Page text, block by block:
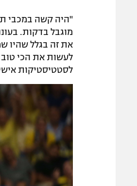
"היה קשה במכבי
מוגבל בדקות.
את זה בגלל שהיו
לעשות את הכי טוב
לסטטיסטיקות